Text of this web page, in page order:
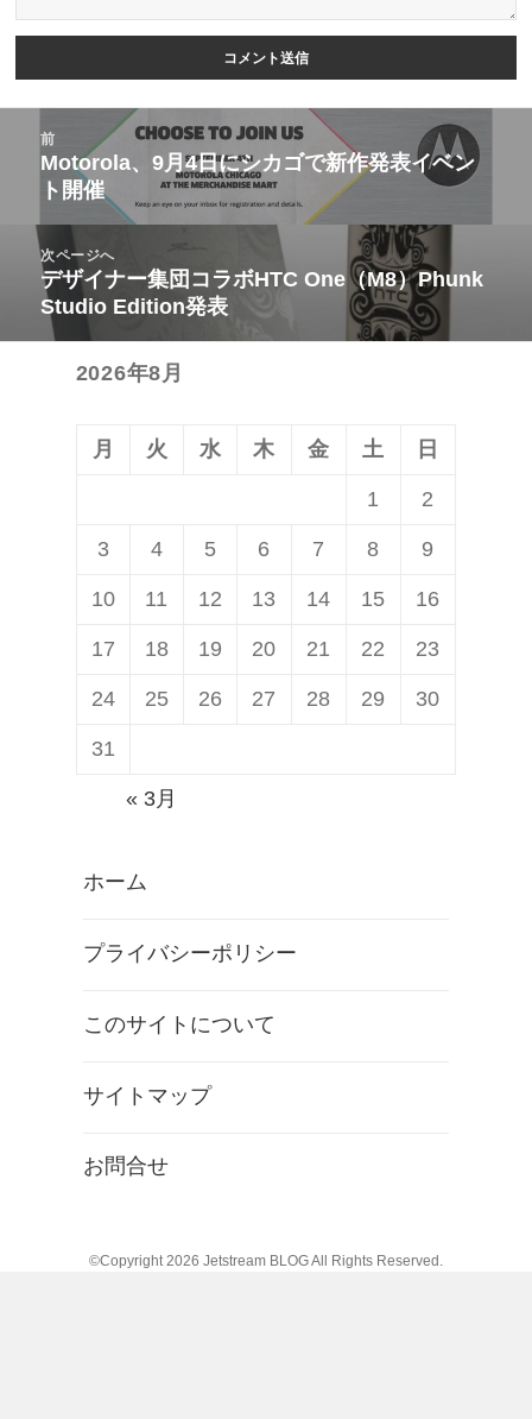
前
前
の
投
稿:
Motorola、9月4日にシカゴで新作発表イベン
ト開催
次ページへ
次
の
デザイナー集団コラボHTC One（M8）Phunk
Studio Edition発表
2026年8月
月 火 水 木 金 土 日
1 2
3 4 5 6 7 8 9
10 11 12 13 14 15 16
17 18 19 20 21 22 23
24 25 26 27 28 29 30
31
« 3月
ホーム
プライバシーポリシー
このサイトについて
サイトマップ
お問合せ
©Copyright 2026 Jetstream BLOGAll Rights Reserved.